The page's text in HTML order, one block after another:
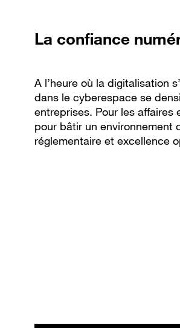
La confiance
A l’heure où la digitalisation
dans le cyberespace se
entreprises. Pour les
pour bâtir un environnement
réglementaire et excellence